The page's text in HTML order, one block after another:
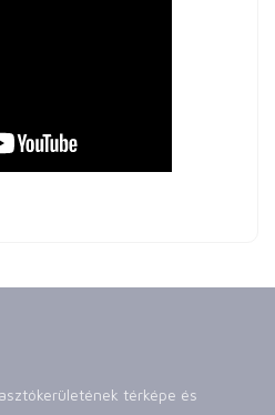
térképe és